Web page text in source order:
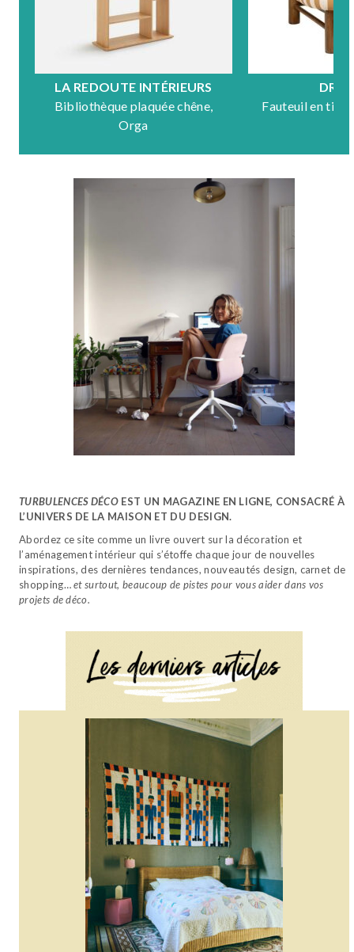
LA REDOUTE INTÉRIEURS
Bibliothèque plaquée chêne,
Orga
Fauteuil en
TURBULENCES DÉCO EST UN MAGAZINE EN LIGNE, CONSACRÉ À
L’UNIVERS DE LA MAISON ET DU DESIGN.
Abordez ce site comme un livre ouvert sur la décoration et
l’aménagement intérieur qui s’étoffe chaque jour de nouvelles
inspirations, des dernières tendances, nouveautés design, carnet de
shopping…et surtout, beaucoup de pistes pour vous aider dans vos
projets de déco.